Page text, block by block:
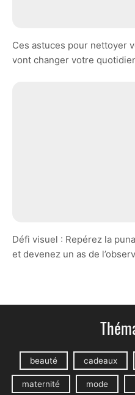
Ces astuces pour nettoyer
vont changer votre
Défi visuel : Repérez la
et devenez un as de
beauté cadeaux
maternité mode